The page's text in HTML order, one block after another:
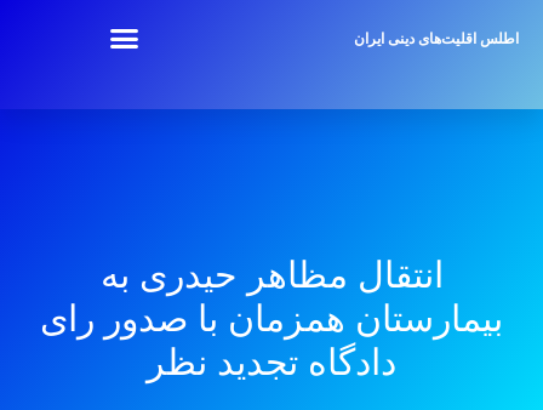
اطلس اقلیت‌های دینی ایران
انتقال مظاهر حیدری به
بیمارستان همزمان با صدور رای
دادگاه تجدید‌ نظر